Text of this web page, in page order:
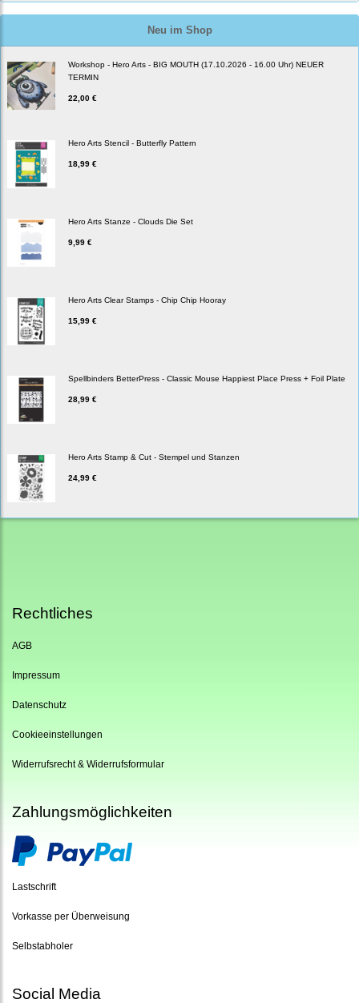
Neu im Shop
Workshop - Hero Arts - BIG MOUTH (17.10.2026 - 16.00 Uhr) NEUER
TERMIN
22,00 €
Hero Arts Stencil - Butterfly Pattern
18,99 €
Hero Arts Stanze - Clouds Die Set
9,99 €
Hero Arts Clear Stamps - Chip Chip Hooray
15,99 €
Spellbinders BetterPress - Classic Mouse Happiest Place Press + Foil Plate
28,99 €
Hero Arts Stamp & Cut - Stempel und Stanzen
24,99 €
Rechtliches
AGB
Impressum
Datenschutz
Cookieeinstellungen
Widerrufsrecht & Widerrufsformular
Zahlungsmöglichkeiten
Lastschrift
Vorkasse per Überweisung
Selbstabholer
Social Media